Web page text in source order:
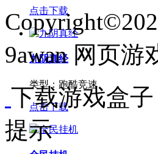
点击下载
九阴真经
类型： 跑酷竞速
点击下载
9awan 网页游
下载游戏盒子
提示